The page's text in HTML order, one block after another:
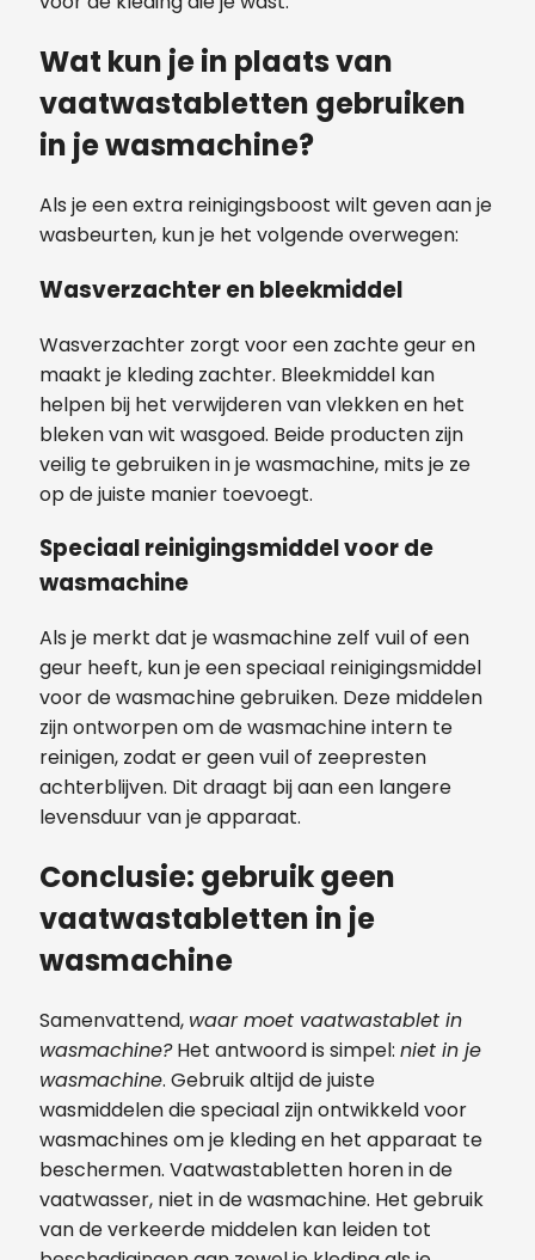
Wat kun je in plaats van
vaatwastabletten gebruiken
in je wasmachine?
Als je een extra reinigingsboost wilt geven aan je
wasbeurten, kun je het volgende overwegen:
Wasverzachter en bleekmiddel
Wasverzachter zorgt voor een zachte geur en
maakt je kleding zachter. Bleekmiddel kan
helpen bij het verwijderen van vlekken en het
bleken van wit wasgoed. Beide producten zijn
veilig te gebruiken in je wasmachine, mits je ze
op de juiste manier toevoegt.
Speciaal reinigingsmiddel voor de
wasmachine
Als je merkt dat je wasmachine zelf vuil of een
geur heeft, kun je een speciaal reinigingsmiddel
voor de wasmachine gebruiken. Deze middelen
zijn ontworpen om de wasmachine intern te
reinigen, zodat er geen vuil of zeepresten
achterblijven. Dit draagt bij aan een langere
levensduur van je apparaat.
Conclusie: gebruik geen
vaatwastabletten in je
wasmachine
Samenvattend, waar moet vaatwastablet in
wasmachine?Het antwoord is simpel: niet in je
wasmachine. Gebruik altijd de juiste
wasmiddelen die speciaal zijn ontwikkeld voor
wasmachines om je kleding en het apparaat te
beschermen. Vaatwastabletten horen in de
vaatwasser, niet in de wasmachine. Het gebruik
van de verkeerde middelen kan leiden tot